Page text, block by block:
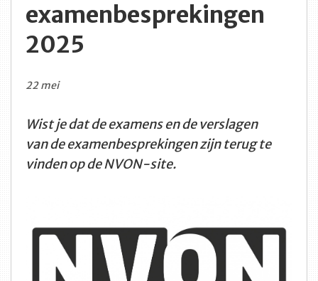
examenbesprekingen
2025
22 mei
Wist je dat de examens en de verslagen
van de examenbesprekingen zijn terug te
vinden op de NVON-site.